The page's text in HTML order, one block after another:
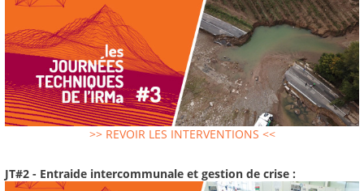
>> REVOIR LES INTERVENTIONS <<
JT#2 - Entraide intercommunale et gestion de crise :